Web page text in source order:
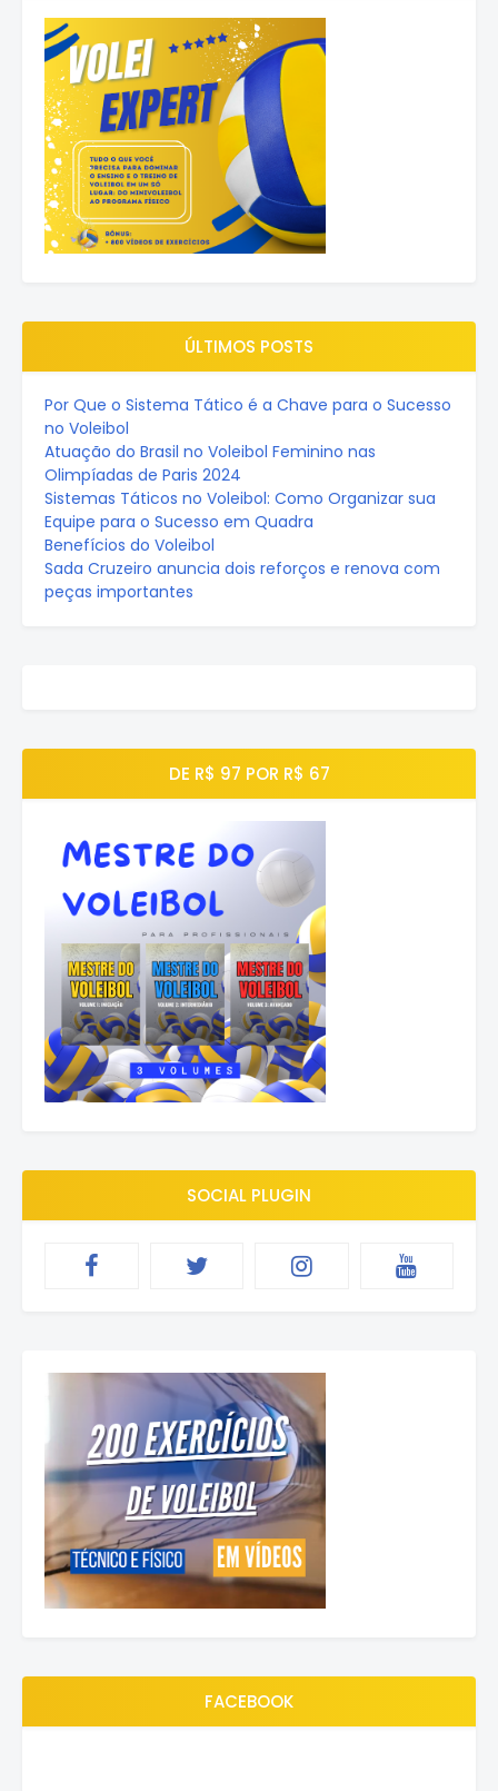
ÚLTIMOS POSTS
Por Que o Sistema Tático é a Chave para o Sucesso
no Voleibol
Atuação do Brasil no Voleibol Feminino nas
Olimpíadas de Paris 2024
Sistemas Táticos no Voleibol: Como Organizar sua
Equipe para o Sucesso em Quadra
Benefícios do Voleibol
Sada Cruzeiro anuncia dois reforços e renova com
peças importantes
DE R$ 97 POR R$ 67
SOCIAL PLUGIN
FACEBOOK